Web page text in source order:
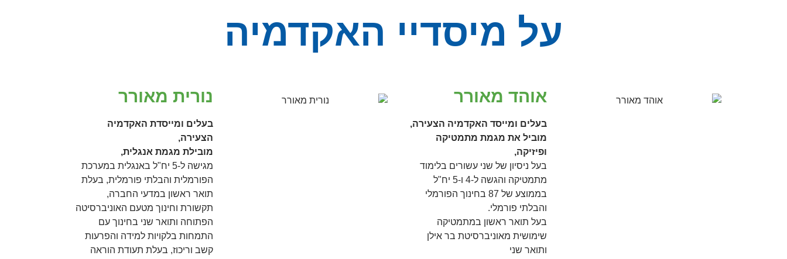
על מיסדיי האקדמיה
אוהד מאורר
בעלים ומייסד האקדמיה הצעירה,
מוביל את מגמת מתמטיקה
ופיזיקה,
בעל ניסיון של שני עשורים בלימוד
מתמטיקה והגשה ל-4 ו-5 יח"ל
בממוצע של 87 בחינוך הפורמלי
והבלתי פורמלי.
בעל תואר ראשון במתמטיקה
שימושית מאוניברסיטת בר אילן
ותואר שני
נורית מאורר
בעלים ומייסדת האקדמיה
הצעירה,
מובילת מגמת אנגלית,
מגישה ל-5 יח"ל באנגלית במערכת
הפורמלית והבלתי פורמלית, בעלת
תואר ראשון במדעי החברה,
תקשורת וחינוך מטעם האוניברסיטה
הפתוחה ותואר שני בחינוך עם
התמחות בלקויות למידה והפרעות
קשב וריכוז, בעלת תעודת הוראה